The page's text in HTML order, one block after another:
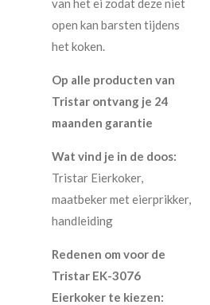
van het ei zodat deze niet
open kan barsten tijdens
het koken.
Op alle producten van
Tristar ontvang je 24
maanden garantie
Wat vind je in de doos:
Tristar Eierkoker,
maatbeker met eierprikker,
handleiding
Redenen om voor de
Tristar EK-3076
Eierkoker te kiezen: